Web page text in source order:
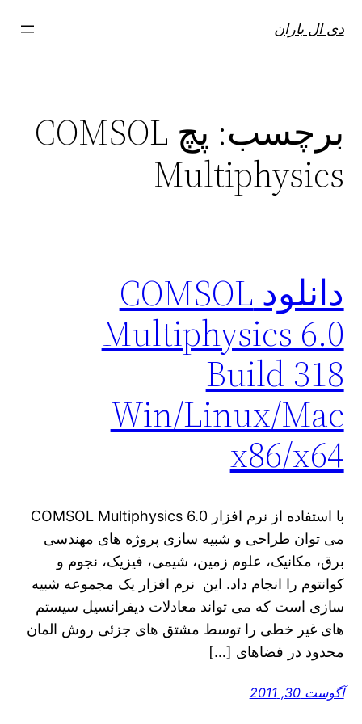
دی ال باران
برچسب:
پچ COMSOL
Multiphysics
دانلود COMSOL
Multiphysics 6.0
Build 318
Win/Linux/Mac
x86/x64
با استفاده از نرم افزار COMSOL Multiphysics 6.0
می توان طراحی و شبیه سازی پروژه های مهندسی
برق، مکانیک، علوم زمین، شیمی، فیزیک، نجوم و
کوانتوم را انجام داد. این نرم افزار یک مجموعه شبیه
سازی است که می تواند معادلات دیفرانسیل سیستم
های غیر خطی را توسط مشتق های جزئی روش المان
محدود در فضاهای […]
آگوست 30, 2011